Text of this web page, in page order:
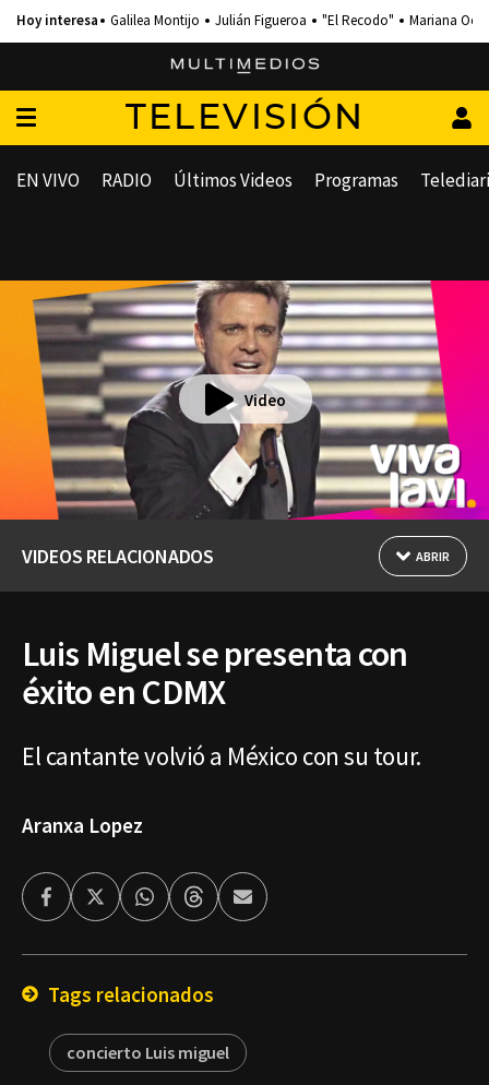
Galilea Montijo Julián Figueroa "El Recodo" Mariana
TELEVISIÓN
EN VIVO RADIO Últimos Videos Programas
Video
VIDEOS RELACIONADOS ABRIR
Luis Miguel se presenta con
éxito en CDMX
El cantante volvió a México con su tour.
Aranxa Lopez
FacebookTwitterWhatsappThreadsEnviar
por
Tags relacionados
concierto Luis miguel